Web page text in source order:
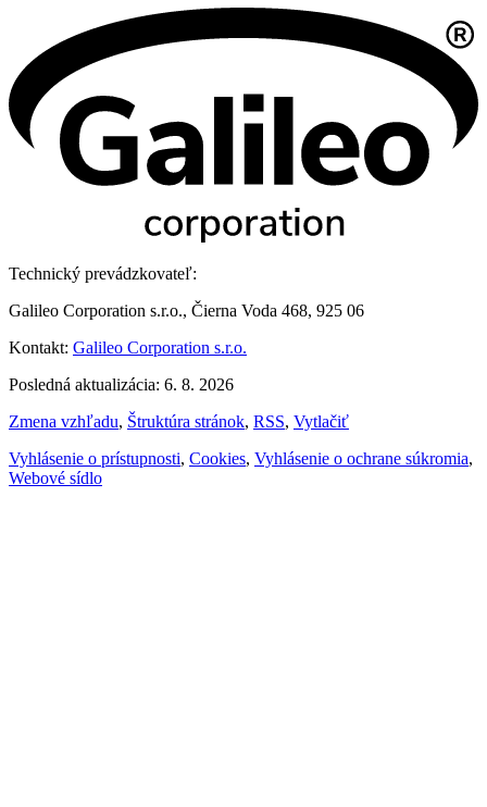
Technický prevádzkovateľ:
Galileo Corporation s.r.o., Čierna Voda 468, 925 06
Kontakt: Galileo Corporation s.r.o.
Posledná aktualizácia: 6. 8. 2026
Zmena vzhľadu, Štruktúra stránok, RSS, Vytlačiť
Vyhlásenie o prístupnosti, Cookies, Vyhlásenie o ochrane súkromia,
Webové sídlo